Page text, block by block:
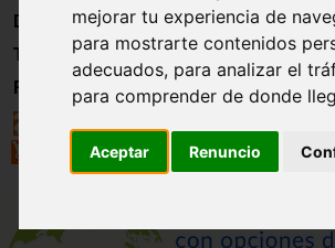
mejorar tu experiencia de
para mostrarte contenidos
adecuados, para analizar el
para comprender de donde
Aceptar Renuncio
Directorio
Trabajo
Registro